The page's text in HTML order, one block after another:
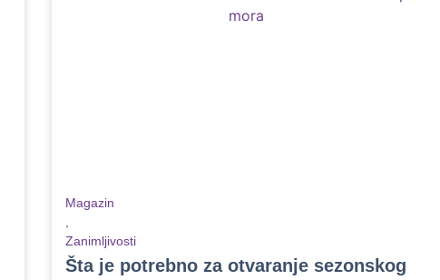
Magazin
Zanimljivosti
Šta je potrebno za otvaranje sezonskog